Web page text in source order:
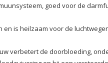
goed voor de
is heilzaam voor de
verbetert de doorbloeding,